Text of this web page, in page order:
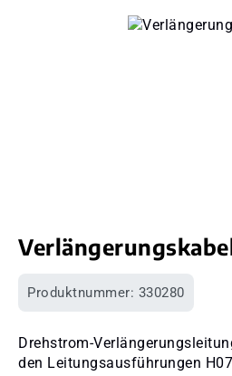
Bildergalerie überspringen
Produktnummer: 330280
Drehstrom-
den Leitungsausführungen